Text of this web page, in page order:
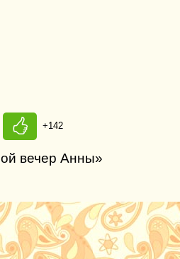
+142
вечер Анны»